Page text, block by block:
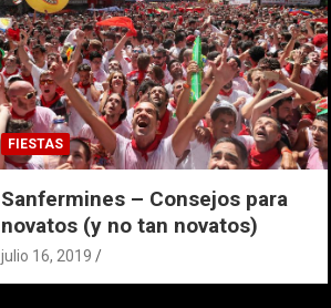
FIESTAS
Sanfermines – Consejos para
novatos (y no tan novatos)
julio 16, 2019